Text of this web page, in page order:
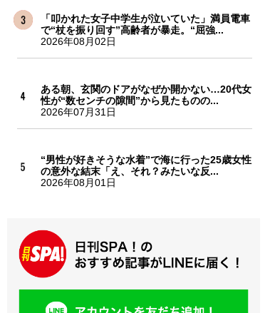
「叩かれた女子中学生が泣いていた」満員電車
で“杖を振り回す”高齢者が暴走。“屈強...
2026年08月02日
ある朝、玄関のドアがなぜか開かない…20代女
性が“数センチの隙間”から見たものの...
2026年07月31日
“男性が好きそうな水着”で海に行った25歳女性
の意外な結末「え、それ？みたいな反...
2026年08月01日